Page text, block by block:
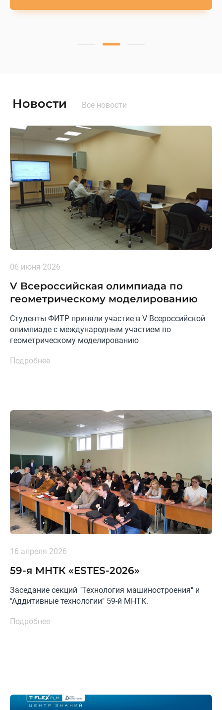
Новости Все новости
06 июня 2026
V Всероссийская олимпиада по
геометрическому моделированию
Студенты ФИТР приняли участие в V Всероссийской
олимпиаде с международным участием по
геометрическому моделированию
Подробнее
16 апреля 2026
59-я МНТК «ESTES-2026»
Заседание секций "Технология машиностроения" и
"Аддитивные технологии" 59-й МНТК.
Подробнее